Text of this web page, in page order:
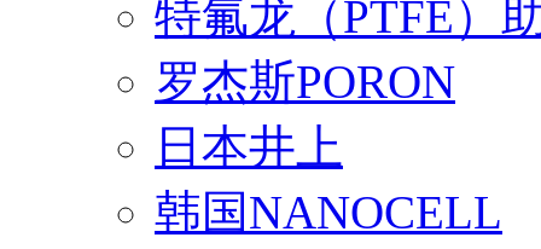
特氟龙（PTFE）
罗杰斯PORON
日本井上
韩国NANOCELL